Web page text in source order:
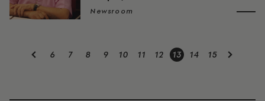
Newsroom
6 7 8 9 10 11 12 13 14 15